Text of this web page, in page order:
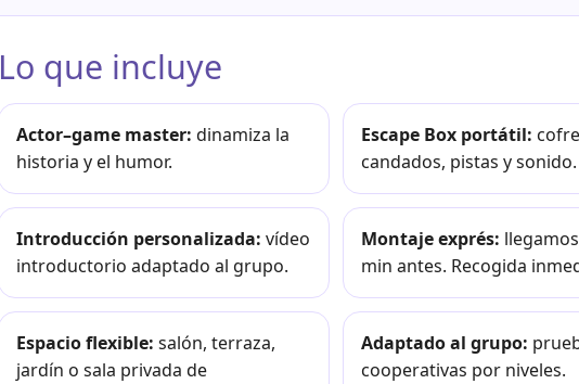
Lo que incluye
Actor–game master: dinamiza la
historia y el humor.
Escape Box portátil:
candados, pistas y sonido.
Introducción personalizada: vídeo
introductorio adaptado al grupo.
Montaje exprés:
min antes. Recogida
Espacio flexible: salón, terraza,
jardín o sala privada de
Adaptado al grupo:
cooperativas por niveles.